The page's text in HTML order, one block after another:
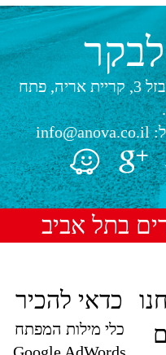
רח' בזל 3, קריית אריה, פתח
info@anova.co.il
בתל אביב
כדאי להכיר
כלי מילות המפתח